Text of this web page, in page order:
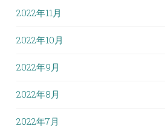
2022年11月
2022年10月
2022年9月
2022年8月
2022年7月